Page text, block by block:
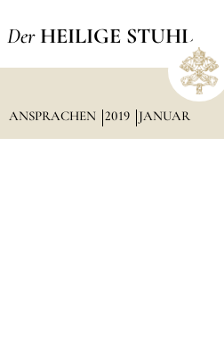
Der HEILIGE STUHL
ANSPRACHEN 2019 JANUAR